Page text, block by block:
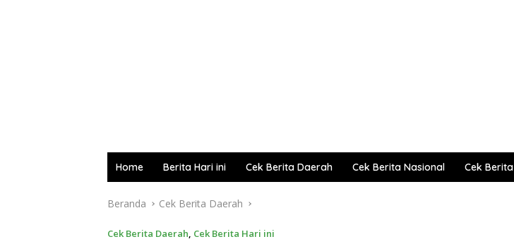
Home Berita Hari ini Cek Berita Daerah Cek Berita Nasional Cek
Beranda Cek Berita Daerah
Cek Berita Daerah, Cek Berita Hari ini